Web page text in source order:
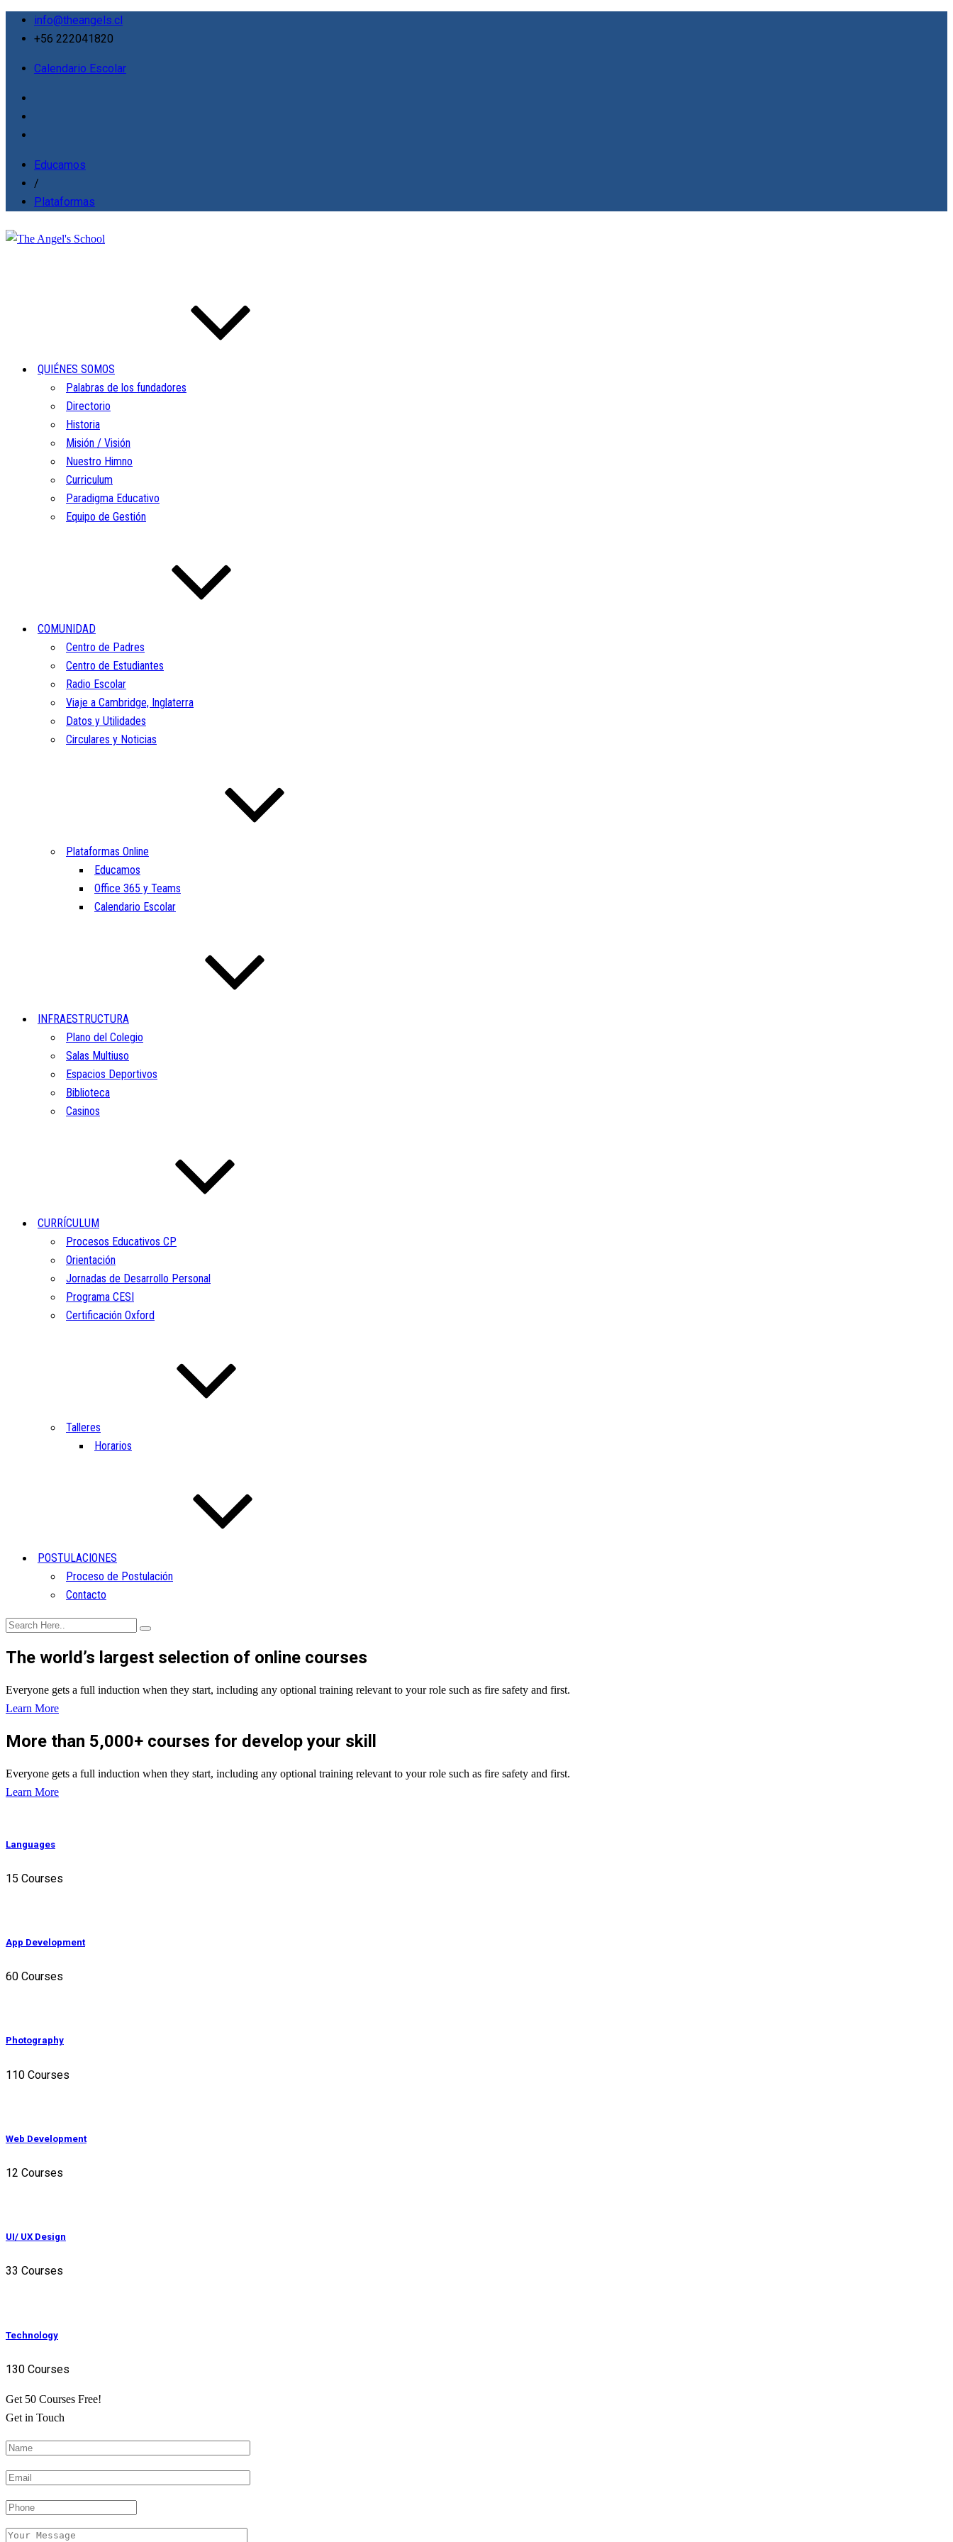
info@theangels.cl
+56 222041820
Calendario Escolar
Educamos
/
Plataformas
QUIÉNES SOMOS
Palabras de los fundadores
Directorio
Historia
Misión / Visión
Nuestro Himno
Curriculum
Paradigma Educativo
Equipo de Gestión
COMUNIDAD
Centro de Padres
Centro de Estudiantes
Radio Escolar
Viaje a Cambridge, Inglaterra
Datos y Utilidades
Circulares y Noticias
Plataformas Online
Educamos
Office 365 y Teams
Calendario Escolar
INFRAESTRUCTURA
Plano del Colegio
Salas Multiuso
Espacios Deportivos
Biblioteca
Casinos
CURRÍCULUM
Procesos Educativos CP
Orientación
Jornadas de Desarrollo Personal
Programa CESI
Certificación Oxford
Talleres
Horarios
POSTULACIONES
Proceso de Postulación
Contacto
The world’s largest selection of online courses
Everyone gets a full induction when they start, including any optional training relevant to your role such as fire safety and first.
Learn More
More than 5,000+ courses for develop your skill
Everyone gets a full induction when they start, including any optional training relevant to your role such as fire safety and first.
Learn More
Languages
15 Courses
App Development
60 Courses
Photography
110 Courses
Web Development
12 Courses
UI/ UX Design
33 Courses
Technology
130 Courses
Get 50 Courses Free!
Get in Touch